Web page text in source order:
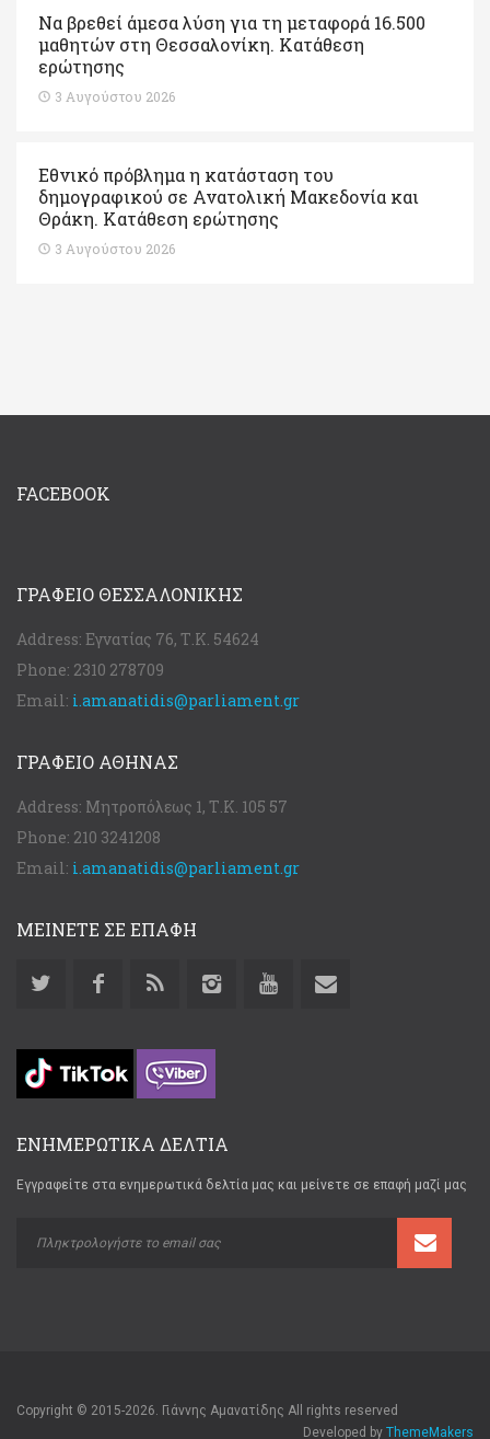
Να βρεθεί άμεσα λύση για τη μεταφορά 16.500
μαθητών στη Θεσσαλονίκη. Κατάθεση
ερώτησης
3 Αυγούστου 2026
Εθνικό πρόβλημα η κατάσταση του
δημογραφικού σε Ανατολική Μακεδονία και
Θράκη. Κατάθεση ερώτησης
3 Αυγούστου 2026
FACEBOOK
ΓΡΑΦΕΊΟ ΘΕΣΣΑΛΟΝΊΚΗΣ
Address: Εγνατίας 76, Τ.Κ. 54624
Phone: 2310 278709
Email: i.amanatidis@parliament.gr
ΓΡΑΦΕΊΟ ΑΘΉΝΑΣ
Address: Μητροπόλεως 1, Τ.Κ. 105 57
Phone: 210 3241208
Email: i.amanatidis@parliament.gr
ΜΕΙΝΕΤΕ ΣΕ ΕΠΑΦΗ
ΕΝΗΜΕΡΩΤΙΚΑ ΔΕΛΤΙΑ
Εγγραφείτε στα ενημερωτικά δελτία μας και μείνετε σε επαφή μαζί μας
Copyright © 2015-2026. Γιάννης Αμανατίδης All rights reserved
Developed by ThemeMakers